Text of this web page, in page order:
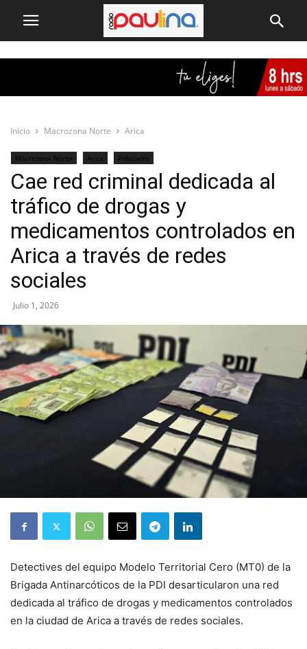
Inicio Macrozona Norte Arica
Macrozona Norte Arica Policiales
Cae red criminal dedicada al
tráfico de drogas y
medicamentos controlados en
Arica a través de redes
sociales
Julio 1, 2026
Detectives del equipo Modelo Territorial Cero (MT0) de la
Brigada Antinarcóticos de la PDI desarticularon una red
dedicada al tráfico de drogas y medicamentos controlados
en la ciudad de Arica a través de redes sociales.